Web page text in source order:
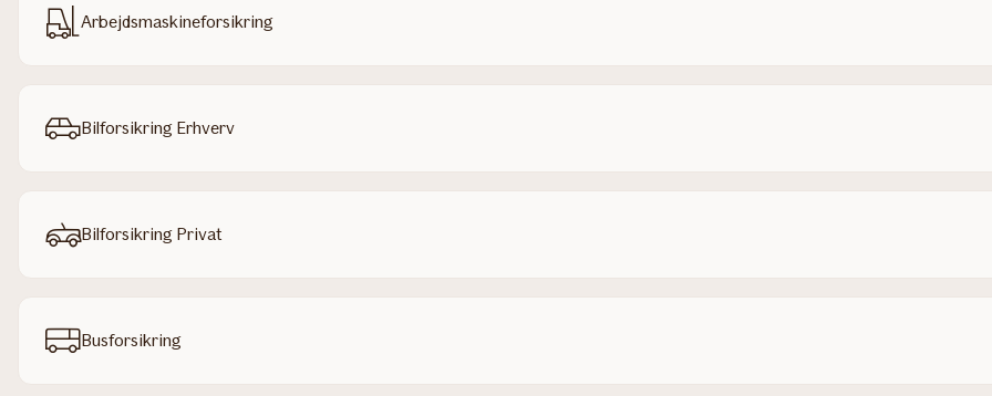
Arbejdsmaskineforsikring
Bilforsikring Erhverv
Bilforsikring Privat
Busforsikring